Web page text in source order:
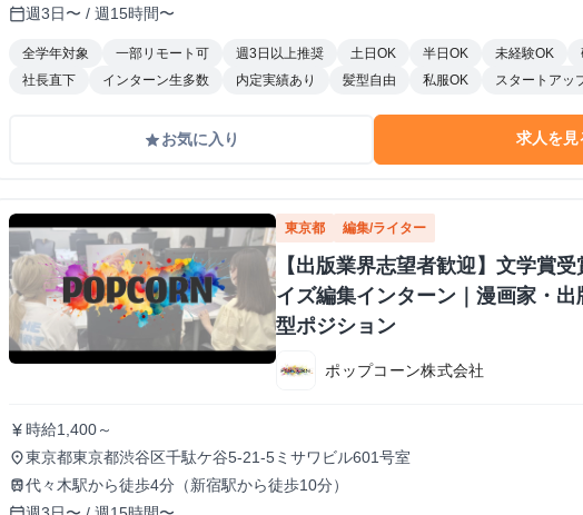
calendar_today週3日〜 / 週15時間〜
全学年対象 一部リモート可 週3日以上推奨 土日OK 半日OK 未経験OK
社長直下
インターン生多数 内定実績あり 髪型自由 私服OK スタートアッ
gradeお気に入り 求人を見
東京都 編集/ライター
【出版業界志望者歓迎】文学賞
イズ編集インターン｜漫画家・
型ポジション
ポップコーン株式会社
currency_yen時給1,400～
place東京都東京都渋谷区千駄ケ谷5-21-5ミサワビル601号室
train代々木駅から徒歩4分（新宿駅から徒歩10分）